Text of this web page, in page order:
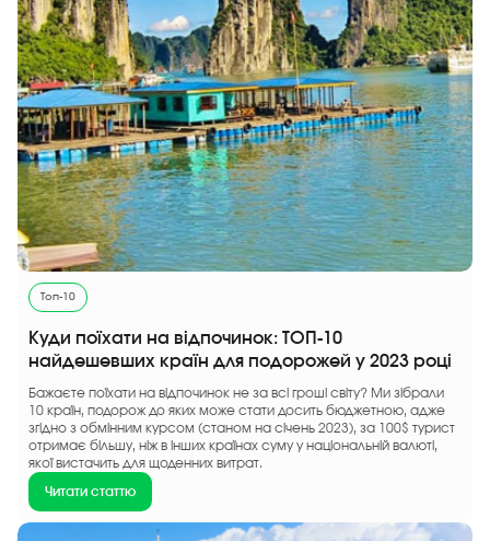
Топ-10
Куди поїхати на відпочинок: ТОП-10
найдешевших країн для подорожей у 2023 році
Бажаєте поїхати на відпочинок не за всі гроші світу? Ми зібрали
10 країн, подорож до яких може стати досить бюджетною, адже
згідно з обмінним курсом (станом на січень 2023), за 100$ турист
отримає більшу, ніж в інших країнах суму у національній валюті,
якої вистачить для щоденних витрат.
Читати статтю